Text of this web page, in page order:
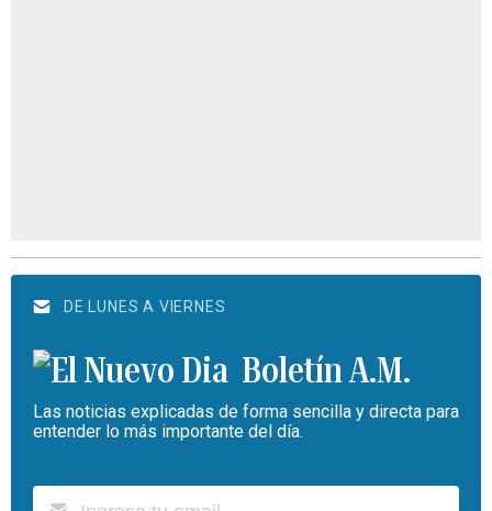
DE LUNES A VIERNES
Boletín A.M.
Las noticias explicadas de forma sencilla y directa para
entender lo más importante del día.